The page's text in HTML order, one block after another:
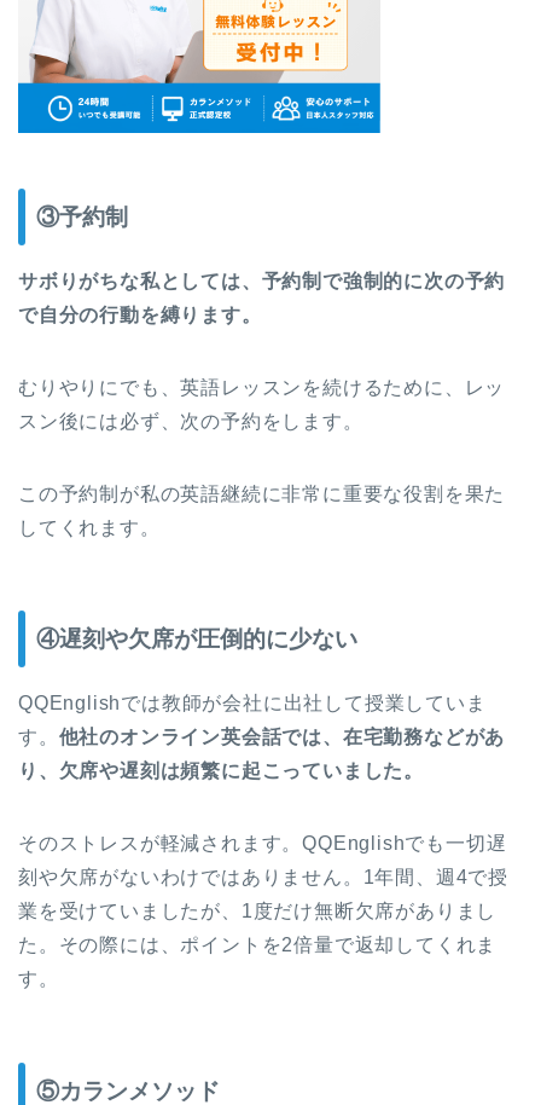
③予約制
サボりがちな私としては、予約制で強制的に次の予約
で自分の行動を縛ります。
むりやりにでも、英語レッスンを続けるために、レッ
スン後には必ず、次の予約をします。
この予約制が私の英語継続に非常に重要な役割を果た
してくれます。
④遅刻や欠席が圧倒的に少ない
QQEnglishでは教師が会社に出社して授業していま
す。 他社のオンライン英会話では、在宅勤務などがあ
り、欠席や遅刻は頻繁に起こっていました。
そのストレスが軽減されます。QQEnglishでも一切遅
刻や欠席がないわけではありません。1年間、週4で授
業を受けていましたが、1度だけ無断欠席がありまし
た。その際には、ポイントを2倍量で返却してくれま
す。
⑤カランメソッド